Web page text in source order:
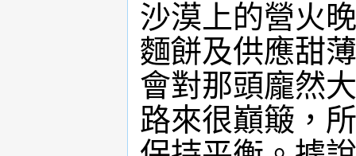
沙漠上的營火
麵餅及供應甜
會對那頭龐然
路來很巔簸，